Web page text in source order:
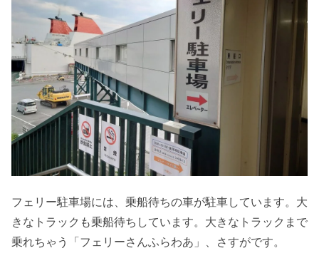
フェリー駐車場には、乗船待ちの車が駐車しています。大
きなトラックも乗船待ちしています。大きなトラックまで
乗れちゃう「フェリーさんふらわあ」、さすがです。